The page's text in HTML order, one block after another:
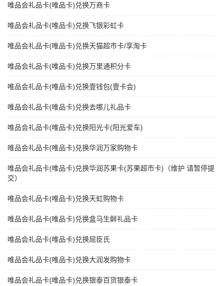
唯品会礼品卡(唯品卡)兑换万商卡
唯品会礼品卡(唯品卡)兑换飞银彩虹卡
唯品会礼品卡(唯品卡)兑换天猫超市卡/享淘卡
唯品会礼品卡(唯品卡)兑换万里通积分卡
唯品会礼品卡(唯品卡)兑换壹钱包(壹卡会)
唯品会礼品卡(唯品卡)兑换去哪儿礼品卡
唯品会礼品卡(唯品卡)兑换阳光卡(阳光爱车)
唯品会礼品卡(唯品卡)兑换华润万家购物卡
唯品会礼品卡(唯品卡)兑换华润苏果卡(苏果超市卡)（维护 请暂停提
交）
唯品会礼品卡(唯品卡)兑换天虹购物卡
唯品会礼品卡(唯品卡)兑换盒马生鲜礼品卡
唯品会礼品卡(唯品卡)兑换屈臣氏
唯品会礼品卡(唯品卡)兑换大润发购物卡
唯品会礼品卡(唯品卡)兑换银泰百货银泰卡